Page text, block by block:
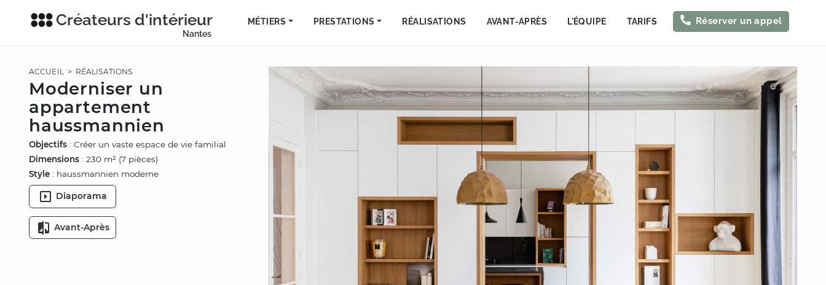
Créateurs d'intérieur
Nantes
MÉTIERS PRESTATIONS RÉALISATIONS AVANT-APRÈS L'ÉQUIPE TARIFS Réserver un appel
ACCUEIL> RÉALISATIONS
Moderniser un
appartement
haussmannien
Objectifs : Créer un vaste espace de vie familial
Dimensions : 230 m² (7 pièces)
Style : haussmannien moderne
Diaporama
Avant-Après